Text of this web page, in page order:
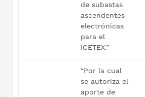
de subastas
ascendentes
electrónicas
para el
ICETEX.”
“Por la cual
se autoriza el
aporte de